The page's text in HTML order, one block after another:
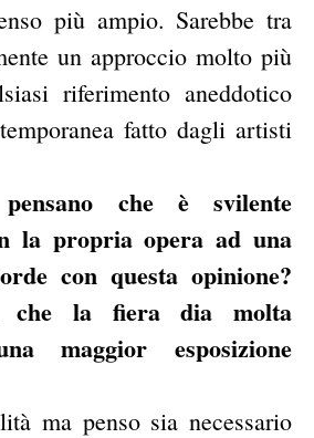
più ampio. Sarebbe tra
un approccio molto più
riferimento aneddotico
fatto dagli artisti
che è svilente
la propria opera ad una
con questa opinione?
che la fiera dia molta
maggior esposizione
ma penso sia necessario